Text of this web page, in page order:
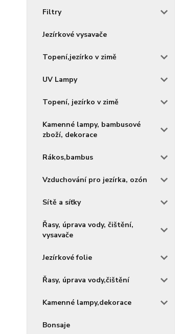
Filtry
Jezírkové vysavače
Topení,jezírko v zimě
UV Lampy
Topení, jezírko v zimě
Kamenné lampy, bambusové
zboží, dekorace
Rákos,bambus
Vzduchování pro jezírka, ozón
Sítě a síťky
Řasy, úprava vody, čištění,
vysavače
Jezírkové folie
Řasy, úprava vody,čištění
Kamenné lampy,dekorace
Bonsaje